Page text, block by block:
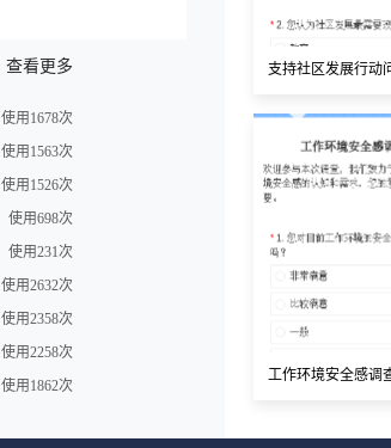
查看更多
使用1678次
使用1563次
使用1526次
使用698次
使用231次
使用2632次
使用2358次
使用2258次
使用1862次
支持社区发展行动
工作环境安全感调